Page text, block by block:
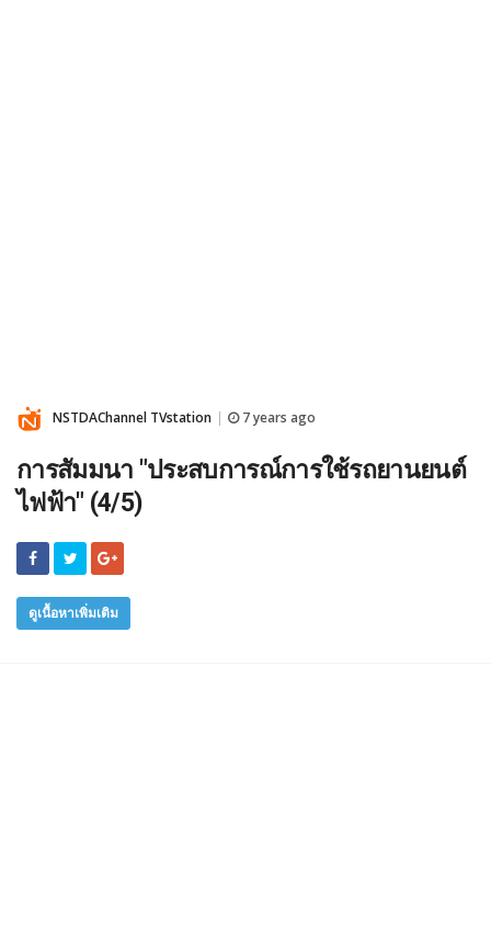
NSTDAChannel TVstation 7 years ago
การสัมมนา "ประสบการณ์การใช้รถยานยนต์
ไฟฟ้า" (4/5)
ดูเนื้อหาเพิ่มเติม